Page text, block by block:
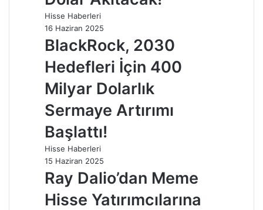
Hisse Haberleri
16 Haziran 2025
BlackRock, 2030
Hedefleri İçin 400
Milyar Dolarlık
Sermaye Artırımı
Başlattı!
Hisse Haberleri
15 Haziran 2025
Ray Dalio’dan Meme
Hisse Yatırımcılarına